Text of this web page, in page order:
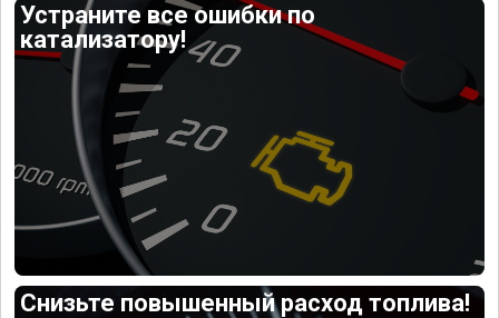
Устраните все ошибки по
катализатору!
Снизьте повышенный расход топлива!